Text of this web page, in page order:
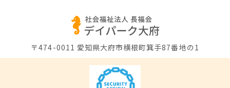
〒474-0011 愛知県大府市横根町箕手87番地の1